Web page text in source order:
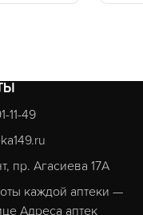
11-49
пр. Агасиева 17А
каждой аптеки —
Адреса аптек